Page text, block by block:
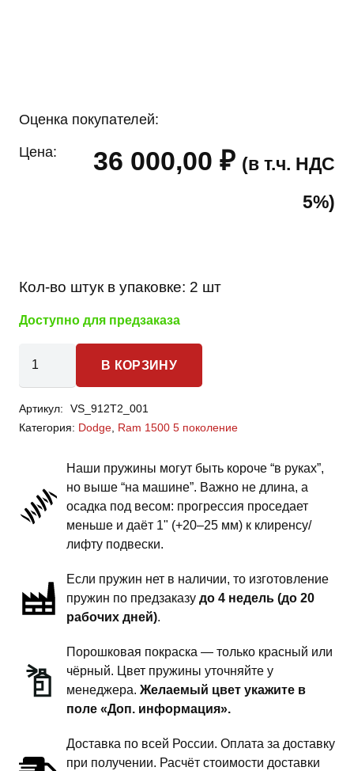
Оценка покупателей:
Цена: 36 000,00 ₽ (в т.ч. НДС
5%)
Кол-во штук в упаковке: 2 шт
Доступно для предзаказа
товара
Ram
1500
поколение
пружины
1.5
экспедиционник
В КОРЗИНУ
Артикул:
VS_912T2_001
Категория: Dodge Ram 1500 5 поколение
Наши пружины могут быть короче “в руках”,
но выше “на машине”. Важно не длина, а
осадка под весом: прогрессия проседает
меньше и даёт 1" (+20–25 мм) к клиренсу/
лифту подвески.
Если пружин нет в наличии, то изготовление
пружин по предзаказу до 4 недель (до 20
рабочих дней).
Порошковая покраска — только красный или
чёрный. Цвет пружины уточняйте у
менеджера. Желаемый цвет укажите в
поле «Доп. информация».
Доставка по всей России. Оплата за доставку
при получении. Расчёт стоимости доставки